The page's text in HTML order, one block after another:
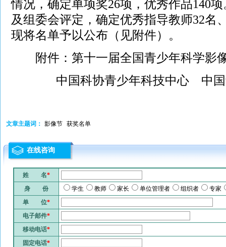
情况，确定单项奖26项，优秀作品140
及组委会评定，确定优秀指导教师32名
现将名单予以公布（见附件）。
附件： 第十一届全国青少年科学影
中国科协青少年科技中心 中
文章主题词： 影像节 获奖名单
在线咨询
姓 名*
身 份
学生 教师 家长 单位管理者 组织者
专家
单 位*
电子邮件*
移动电话*
固定电话*